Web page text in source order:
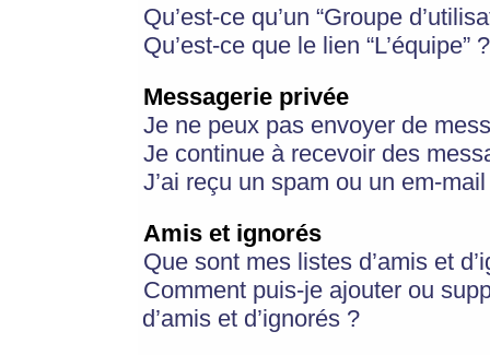
Qu’est-ce qu’un “Groupe
Qu’est-ce que le lien “L’équipe” ?
Messagerie privée
Je ne peux pas envoyer de
Je continue à recevoir des
J’ai reçu un spam ou un em-
Amis et ignorés
Que sont mes listes d’amis et
Comment puis-je ajouter ou
d’amis et d’ignorés ?